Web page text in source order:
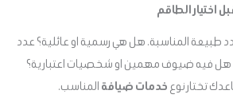
اختيار الطاقم
طبيعة المناسبة. هل هي رسمية او عائلية؟ عدد
هل فيه ضيوف مهمين او شخصيات اعتبارية؟
تختار نوع خدمات ضيافة المناسب.